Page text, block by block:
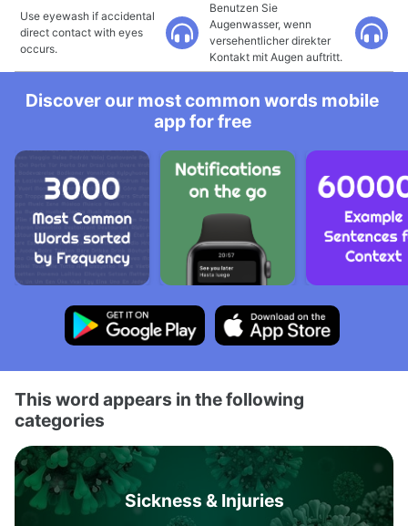
Use eyewash if accidental
direct contact with eyes
occurs.
Benutzen Sie
Augenwasser, wenn
versehentlicher direkter
Kontakt mit Augen auftritt.
Discover our most common words mobile
app for free
This word appears in the following
categories
Sickness & Injuries